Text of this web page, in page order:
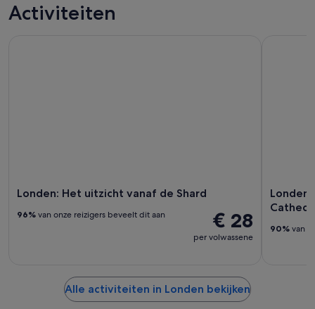
Activiteiten
Londen: Het uitzicht vanaf de Shard
€ 28
per volwassene
96% van onze reizigers beveelt dit aan
90% van
Alle activiteiten in Londen bekijken